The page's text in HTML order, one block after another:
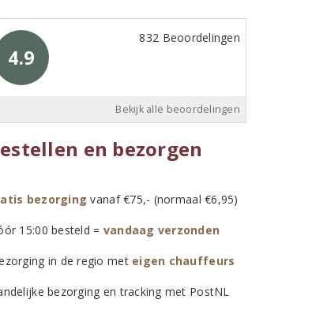
4.9
832 Beoordelingen
Bekijk alle beoordelingen
en bezorgen
bezorging vanaf €75,- (normaal €6,95)
15:00 besteld = vandaag verzonden
in de regio met eigen chauffeurs
bezorging en tracking met PostNL